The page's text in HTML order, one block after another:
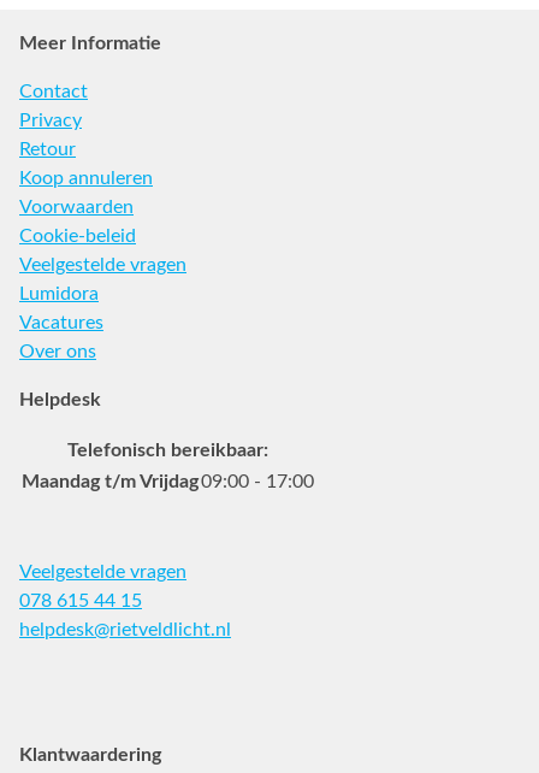
Meer Informatie
Contact
Privacy
Retour
Koop annuleren
Voorwaarden
Cookie-beleid
Veelgestelde vragen
Lumidora
Vacatures
Over ons
Helpdesk
Telefonisch bereikbaar:
Maandag t/m Vrijdag09:00 - 17:00
Veelgestelde vragen
078 615 44 15
helpdesk@rietveldlicht.nl
Klantwaardering